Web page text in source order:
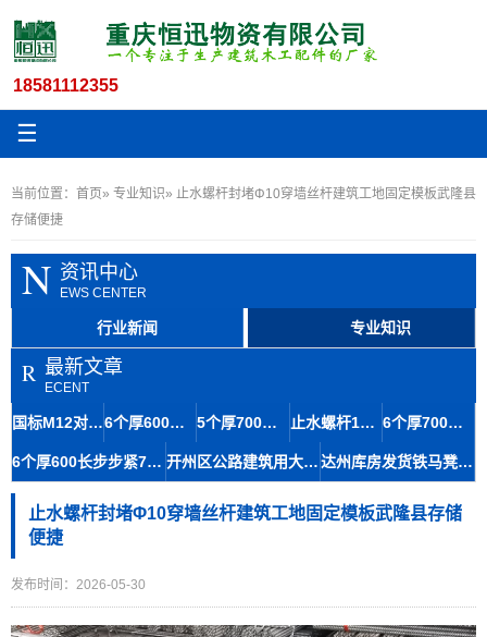
18581112355
☰
当前位置： 首页» 专业知识» 止水螺杆封堵Φ10穿墙丝杆建筑工地固定模板武隆县
存储便捷
N 资讯中心
EWS CENTER
行业新闻 专业知识
R 最新文章
ECENT
国标M12对拉螺杆木工丝杆母套建筑施工存储便捷 6个厚600长特厚建筑冷轧步步紧三江螺杆厂家批发 5个厚700长步步紧头木工专用夹具内江可送货到场 止水螺杆13.5木工夹丝杆在水利工程材料中的应用及结构特点 6个厚700长加固型步步紧 工地建筑木工用歇马厂家现货
6个厚600长步步紧700长木工火勾 万州丝杆加工厂库存充足 开州区公路建筑用大14木工等边丝杆止水螺杆方案 达州库房发货铁马凳板钢筋马凳筋9-140存储便捷辅助混凝土浇筑
止水螺杆封堵Φ10穿墙丝杆建筑工地固定模板武隆县存储
便捷
发布时间：2026-05-30